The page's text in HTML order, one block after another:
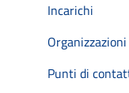
Incarichi
Organizzazioni
Punti di